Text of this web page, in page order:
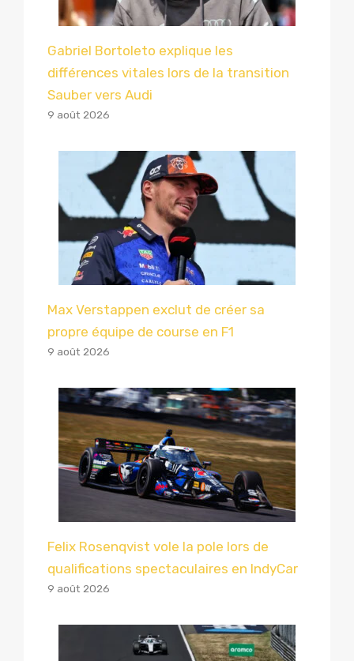
Gabriel Bortoleto explique les
différences vitales lors de la transition
Sauber vers Audi
9 août 2026
Max Verstappen exclut de créer sa
propre équipe de course en F1
9 août 2026
Felix Rosenqvist vole la pole lors de
qualifications spectaculaires en IndyCar
9 août 2026